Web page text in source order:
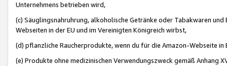
Unternehmens betrieben wird,
(c) Säuglingsnahruhrung, alkoholische Getränke oder Tabakwaren
Webseiten in der EU und im Vereinigten Königreich wirbst,
(d) pflanzliche Raucherprodukte, wenn du für die Amazon-Webseite in
(e) Produkte ohne medizinischen Verwendungszweck gemäß Anhang